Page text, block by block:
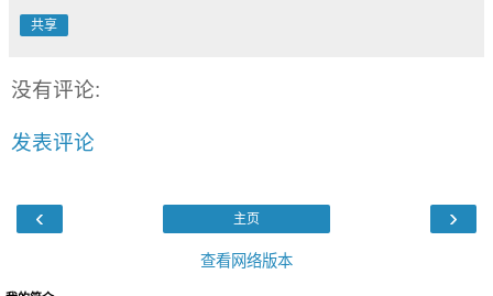
共享
没有评论:
发表评论
‹ ›
主页
查看网络版本